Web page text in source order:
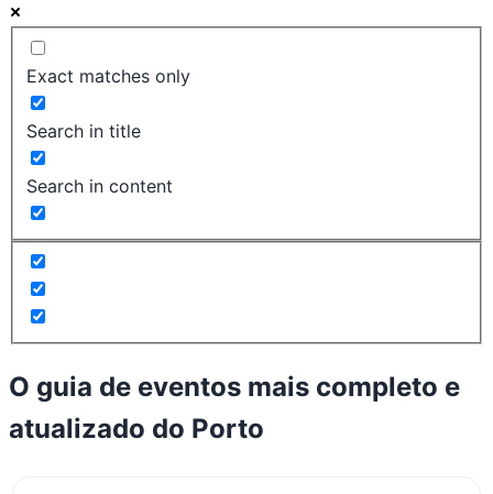
Exact matches only
Search in title
Search in content
O guia de eventos mais completo e
atualizado do Porto